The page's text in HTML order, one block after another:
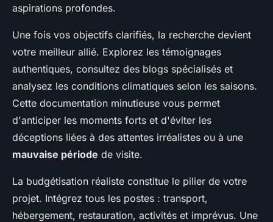
aspirations profondes.
Une fois vos objectifs clarifiés, la recherche devient
votre meilleur allié. Explorez les témoignages
authentiques, consultez des blogs spécialisés et
analysez les conditions climatiques selon les saisons.
Cette documentation minutieuse vous permet
d'anticiper les moments forts et d'éviter les
déceptions liées à des attentes irréalistes ou à une
mauvaise période de visite.
La budgétisation réaliste constitue le pilier de votre
projet. Intégrez tous les postes : transport,
hébergement, restauration, activités et imprévus. Une